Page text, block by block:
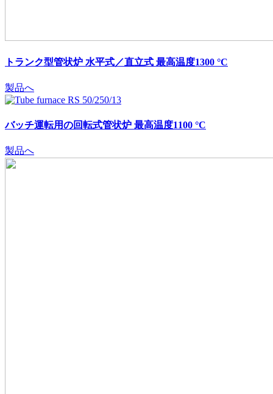
トランク型管状炉 水平式／直立式 最高温度1300 °C
製品へ
バッチ運転用の回転式管状炉 最高温度1100 °C
製品へ